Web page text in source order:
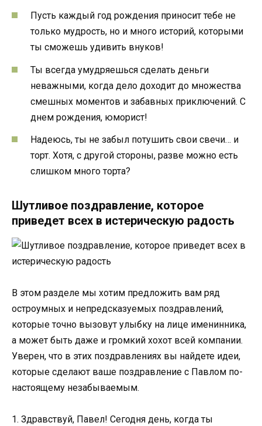
Пусть каждый год рождения приносит тебе не
только мудрость, но и много историй, которыми
ты сможешь удивить внуков!
Ты всегда умудряешься сделать деньги
неважными, когда дело доходит до множества
смешных моментов и забавных приключений. С
днем рождения, юморист!
Надеюсь, ты не забыл потушить свои свечи… и
торт. Хотя, с другой стороны, разве можно есть
слишком много торта?
Шутливое поздравление, которое
приведет всех в истерическую радость
В этом разделе мы хотим предложить вам ряд
остроумных и непредсказуемых поздравлений,
которые точно вызовут улыбку на лице именинника,
а может быть даже и громкий хохот всей компании.
Уверен, что в этих поздравлениях вы найдете идеи,
которые сделают ваше поздравление с Павлом по-
настоящему незабываемым.
1. Здравствуй, Павел! Сегодня день, когда ты